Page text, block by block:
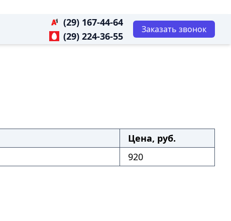
(29) 167-44-64
(29) 224-36-55
Заказать звонок
Цена, руб.
920